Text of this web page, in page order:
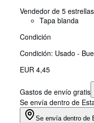
Vendedor de 5 estrellas
Tapa blanda
Condición
Condición: Usado -
EUR 4,45
Gastos de envío gratis
Se envía dentro de
Se envía dentro de